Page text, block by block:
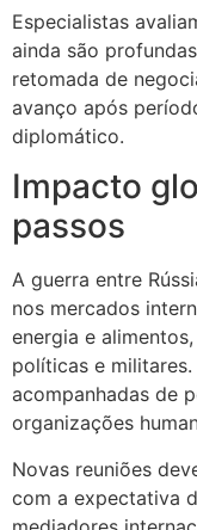
Especialistas
ainda são
retomada de
avanço após
diplomático.
Impacto
passos
A guerra entre
nos mercados
energia e
políticas e
acompanhadas de
organizações
Novas reuniões
com a expectativa